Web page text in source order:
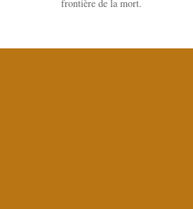
frontière de la mort.